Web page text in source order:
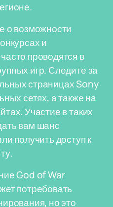
о возможности
и
проводятся в
игр. Следите за
страницах Sony
сетях, а также на
Участие в таких
вам шанс
получить доступ к
God of War
потребовать
но это